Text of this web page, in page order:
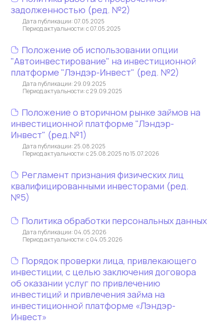
задолженностью (ред. №2)
Дата публикации: 07.05.2025
Период актуальности: с 07.05.2025
Положение об использовании опции
"Автоинвестирование" на инвестиционной
платформе "Лэндэр-Инвест" (ред. №2)
Дата публикации: 29.09.2025
Период актуальности: с 29.09.2025
Положение о вторичном рынке займов на
инвестиционной платформе "Лэндэр-
Инвест" (ред.№1)
Дата публикации: 25.08.2025
Период актуальности: с 25.08.2025 по 15.07.2026
Регламент признания физических лиц
квалифицированными инвесторами (ред.
№5)
Политика обработки персональных данных
Дата публикации: 04.05.2026
Период актуальности: с 04.05.2026
Порядок проверки лица, привлекающего
инвестиции, с целью заключения договора
об оказании услуг по привлечению
инвестиций и привлечения займа на
инвестиционной платформе «Лэндэр-
Инвест»